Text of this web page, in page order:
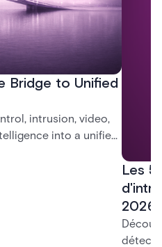
Bridge to Unified
intrusion, video,
into a unified
Les
2026